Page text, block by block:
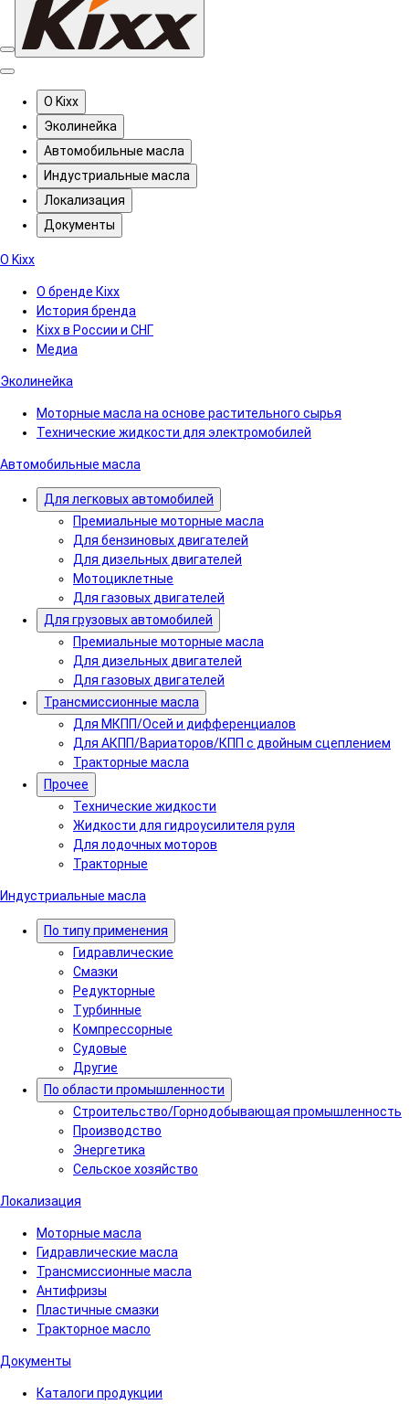
О Kixx
Эколинейка
Автомобильные масла
Индустриальные масла
Локализация
Документы
О Kixx
О бренде Кіхх
История бренда
Кіхx в России и СНГ
Медиа
Эколинейка
Моторные масла на основе растительного сырья
Технические жидкости для электромобилей
Автомобильные масла
Для легковых автомобилей
Премиальные моторные масла
Для бензиновых двигателей
Для дизельных двигателей
Мотоциклетные
Для газовых двигателей
Для грузовых автомобилей
Премиальные моторные масла
Для дизельных двигателей
Для газовых двигателей
Трансмиссионные масла
Для МКПП/Осей и дифференциалов
Для АКПП/Вариаторов/КПП с двойным сцеплением
Тракторные масла
Прочее
Технические жидкости
Жидкости для гидроусилителя руля
Для лодочных моторов
Тракторные
Индустриальные масла
По типу применения
Гидравлические
Cмазки
Редукторные
Турбинные
Компрессорные
Судовые
Другие
По области промышленности
Строительство/Горнодобывающая промышленность
Производство
Энергетика
Сельское хозяйство
Локализация
Моторные масла
Гидравлические масла
Трансмиссионные масла
Антифризы
Пластичные смазки
Тракторное масло
Документы
Каталоги продукции